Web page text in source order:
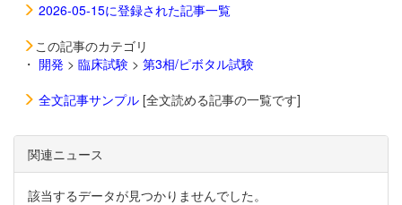
2026-05-15に登録された記事一覧
この記事のカテゴリ
・ 開発 > 臨床試験 > 第3相/ピボタル試験
全文記事サンプル [全文読める記事の一覧です]
関連ニュース
該当するデータが見つかりませんでした。